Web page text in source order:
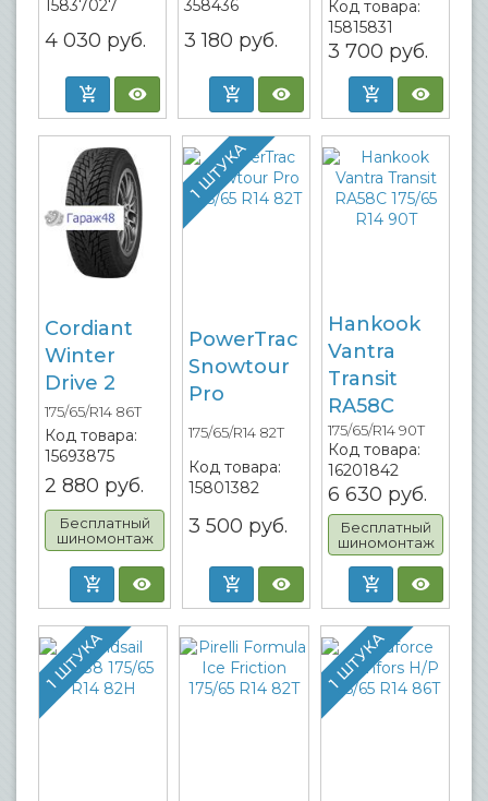
15837027
4 030 руб.
358436
3 180 руб.
Код товара:
15815831
3 700 руб.
Cordiant
Winter
Drive 2
175/65/R14 86T
Код товара:
15693875
2 880 руб.
Бесплатный
шиномонтаж
1 ШТУКА
PowerTrac
Snowtour
Pro
175/65/R14 82T
Код товара:
15801382
3 500 руб.
Hankook
Vantra
Transit
RA58C
175/65/R14 90T
Код товара:
16201842
6 630 руб.
Бесплатный
шиномонтаж
1 ШТУКА 1 ШТУКА